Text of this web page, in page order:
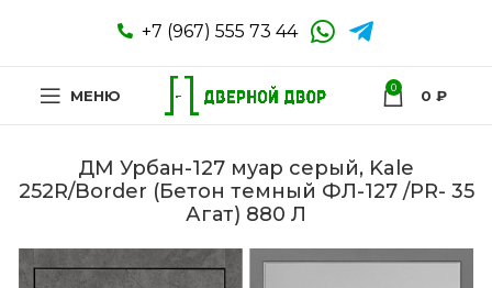
+7 (967) 555 73 44
МЕНЮ 0 0 ₽
ДМ Урбан-127 муар серый, Kale
252R/Border (Бетон темный ФЛ-127 /PR- 35
Агат) 880 Л